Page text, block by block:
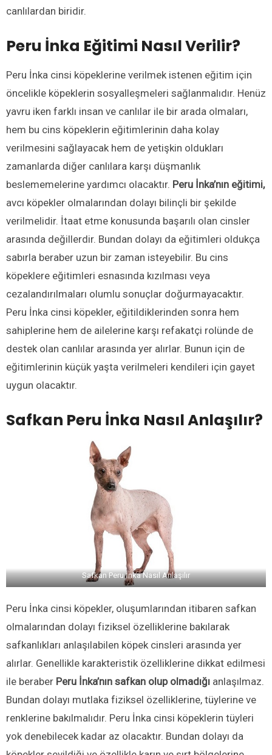
canlılardan biridir.
Peru İnka Eğitimi Nasıl Verilir?
Peru İnka cinsi köpeklerine verilmek istenen eğitim için
öncelikle köpeklerin sosyalleşmeleri sağlanmalıdır. Henüz
yavru iken farklı insan ve canlılar ile bir arada olmaları,
hem bu cins köpeklerin eğitimlerinin daha kolay
verilmesini sağlayacak hem de yetişkin oldukları
zamanlarda diğer canlılara karşı düşmanlık
beslememelerine yardımcı olacaktır. Peru İnka’nın eğitimi,
avcı köpekler olmalarından dolayı bilinçli bir şekilde
verilmelidir. İtaat etme konusunda başarılı olan cinsler
arasında değillerdir. Bundan dolayı da eğitimleri oldukça
sabırla beraber uzun bir zaman isteyebilir. Bu cins
köpeklere eğitimleri esnasında kızılması veya
cezalandırılmaları olumlu sonuçlar doğurmayacaktır.
Peru İnka cinsi köpekler, eğitildiklerinden sonra hem
sahiplerine hem de ailelerine karşı refakatçi rolünde de
destek olan canlılar arasında yer alırlar. Bunun için de
eğitimlerinin küçük yaşta verilmeleri kendileri için gayet
uygun olacaktır.
Safkan Peru İnka Nasıl Anlaşılır?
Safkan Peru İnka Nasıl Anlaşılır
Peru İnka cinsi köpekler, oluşumlarından itibaren safkan
olmalarından dolayı fiziksel özelliklerine bakılarak
safkanlıkları anlaşılabilen köpek cinsleri arasında yer
alırlar. Genellikle karakteristik özelliklerine dikkat edilmesi
ile beraber Peru İnka’nın safkan olup olmadığı anlaşılmaz.
Bundan dolayı mutlaka fiziksel özelliklerine, tüylerine ve
renklerine bakılmalıdır. Peru İnka cinsi köpeklerin tüyleri
yok denebilecek kadar az olacaktır. Bundan dolayı da